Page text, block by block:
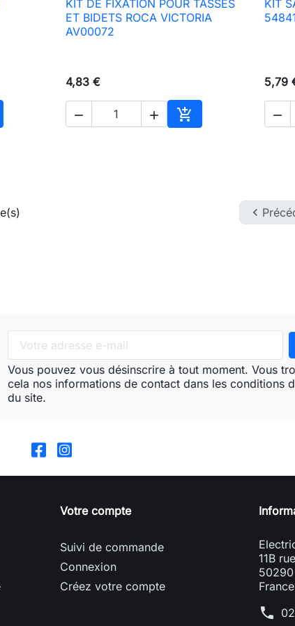
au panier
 Aperçu rapide
KIT DE FIXATION POUR TASSES
ET BIDETS ROCA VICTORIA
AV00072
4,83 €
  
Ajouter au panier
KIT
5,79


Vous pouvez vous désinscrire à tout moment. Vous
cela nos informations de contact dans les conditions
du site.
Votre compte
Suivi de commande
Connexion
Créez votre compte
11B
50290
France
phone